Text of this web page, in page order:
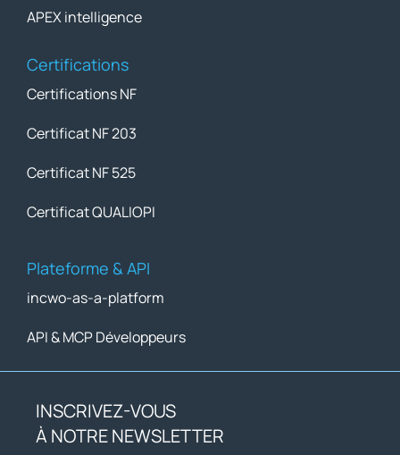
APEX intelligence
Certifications
Certifications NF
Certificat NF 203
Certificat NF 525
Certificat QUALIOPI
Plateforme & API
incwo-as-a-platform
API & MCP Développeurs
INSCRIVEZ-VOUS
À NOTRE NEWSLETTER